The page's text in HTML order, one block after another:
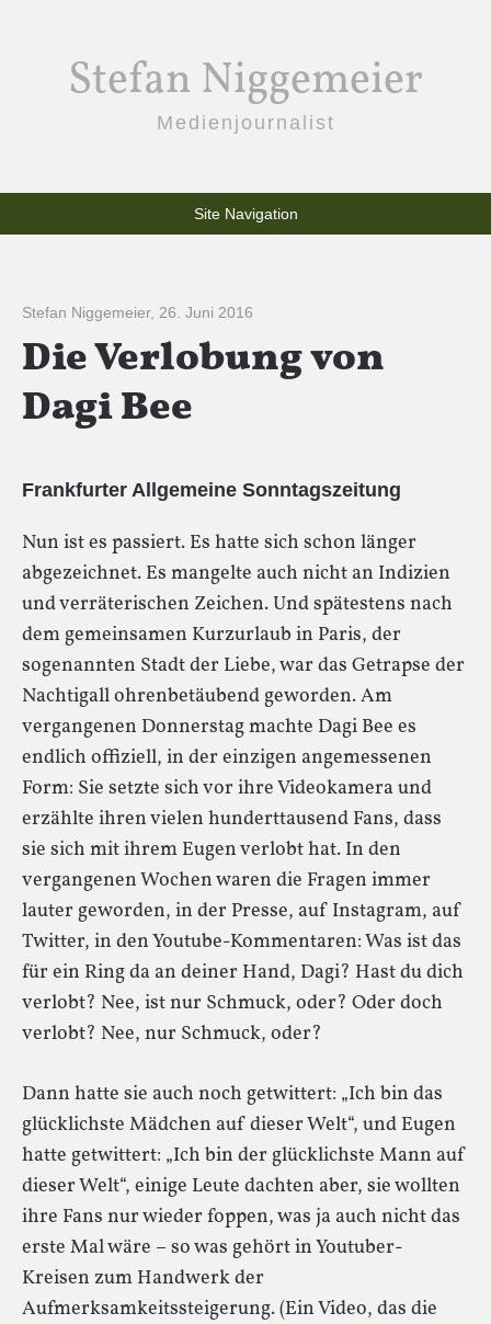
Stefan Niggemeier
Medienjournalist
Site Navigation
Stefan Niggemeier, 26. Juni 2016
Die Verlobung von
Dagi Bee
Frankfurter Allgemeine Sonntagszeitung
Nun ist es passiert. Es hatte sich schon länger
abgezeichnet. Es mangelte auch nicht an Indizien
und verräterischen Zeichen. Und spätestens nach
dem gemeinsamen Kurzurlaub in Paris, der
sogenannten Stadt der Liebe, war das Getrapse der
Nachtigall ohrenbetäubend geworden. Am
vergangenen Donnerstag machte Dagi Bee es
endlich offiziell, in der einzigen angemessenen
Form: Sie setzte sich vor ihre Videokamera und
erzählte ihren vielen hunderttausend Fans, dass
sie sich mit ihrem Eugen verlobt hat. In den
vergangenen Wochen waren die Fragen immer
lauter geworden, in der Presse, auf Instagram, auf
Twitter, in den Youtube-Kommentaren: Was ist das
für ein Ring da an deiner Hand, Dagi? Hast du dich
verlobt? Nee, ist nur Schmuck, oder? Oder doch
verlobt? Nee, nur Schmuck, oder?
Dann hatte sie auch noch getwittert: „Ich bin das
glücklichste Mädchen auf dieser Welt“, und Eugen
hatte getwittert: „Ich bin der glücklichste Mann auf
dieser Welt“, einige Leute dachten aber, sie wollten
ihre Fans nur wieder foppen, was ja auch nicht das
erste Mal wäre – so was gehört in Youtuber-
Kreisen zum Handwerk der
Aufmerksamkeitssteigerung. (Ein Video, das die